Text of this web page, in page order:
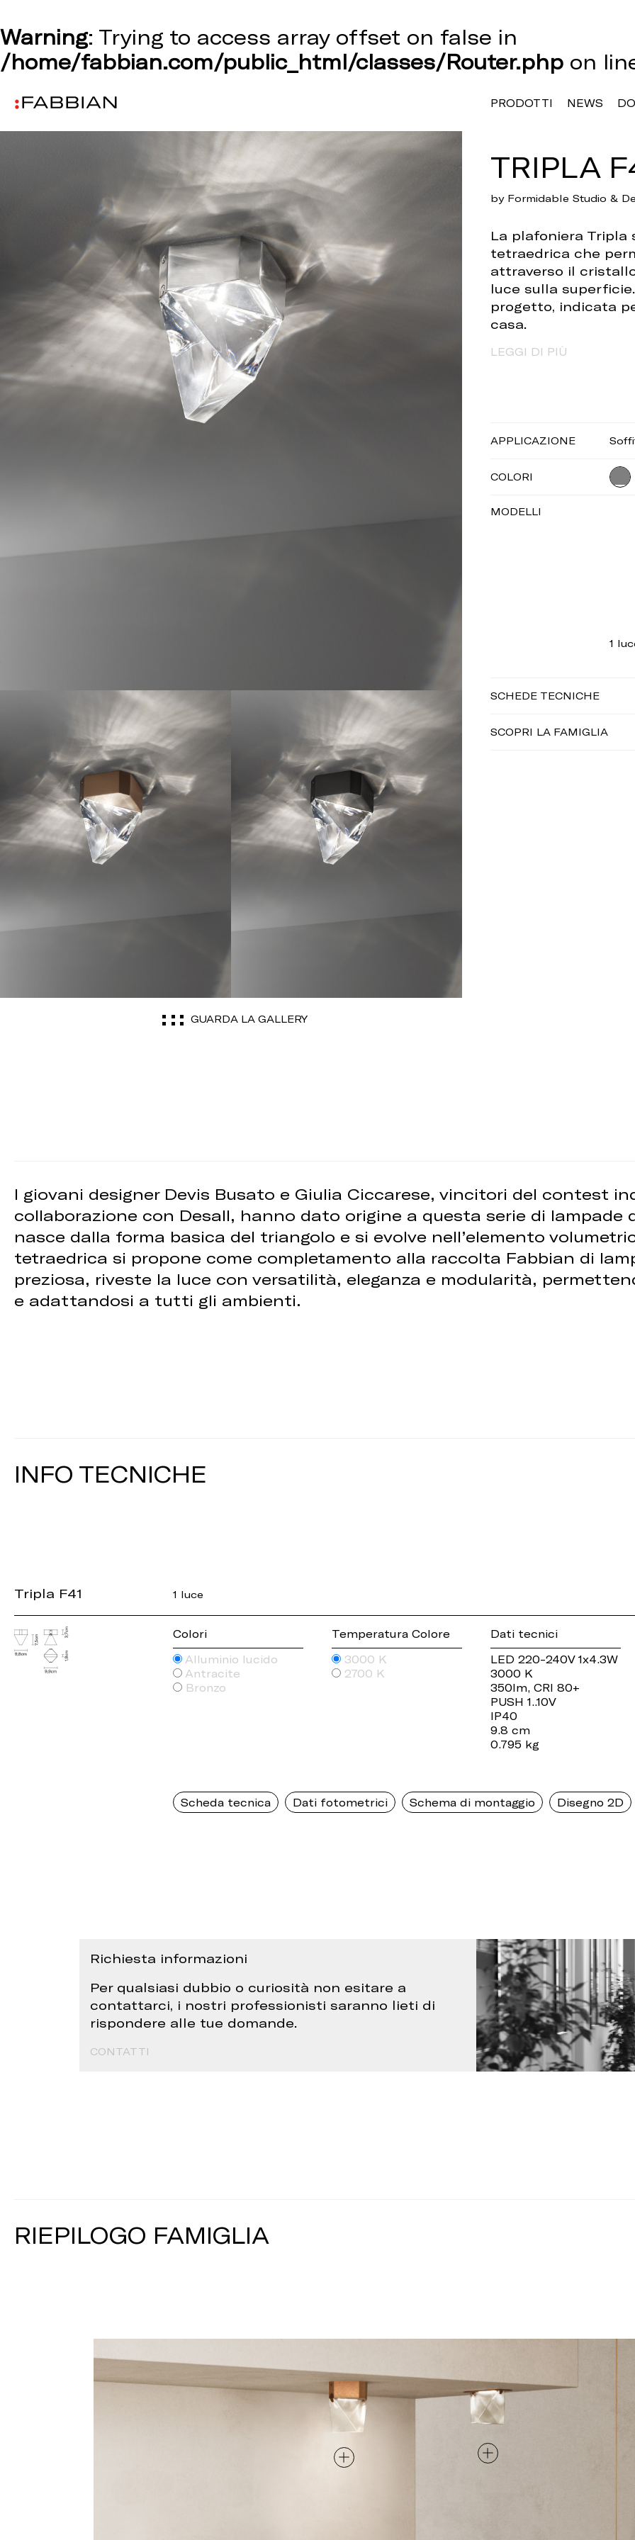
Warning: Trying to access array offset on false in
/home/fabbian.com/public_html/classes/Router.php on
PRODOTTI NEWS
GUARDA LA GALLERY
TRIPLA
by Formidable Studio &
La plafoniera Tripla
tetraedrica che
attraverso il
luce sulla
progetto, indicata
casa.
LEGGI DI PIÙ
APPLICAZIONE
COLORI
MODELLI
1
SCHEDE TECNICHE
SCOPRI LA FAMIGLIA
I giovani designer Devis Busato e Giulia Ciccarese, vincitori del contest
collaborazione con Desall, hanno dato origine a questa serie di lampade
nasce dalla forma basica del triangolo e si evolve nell’elemento
tetraedrica si propone come completamento alla raccolta Fabbian di
preziosa, riveste la luce con versatilità, eleganza e modularità,
e adattandosi a tutti gli ambienti.
INFO TECNICHE
Tripla F41 1 luce
Colori
Alluminio lucido
Antracite
Bronzo
Temperatura Colore
3000 K
2700 K
Dati tecnici
LED 220-240V 1x4.3W
3000 K
350lm, CRI 80+
PUSH 1..10V
IP40
9.8 cm
0.795 kg
Scheda tecnica Dati fotometrici Schema di montaggio Disegno 2D
Richiesta informazioni
Per qualsiasi dubbio o curiosità non esitare a
contattarci, i nostri professionisti saranno lieti di
rispondere alle tue domande.
CONTATTI
RIEPILOGO FAMIGLIA